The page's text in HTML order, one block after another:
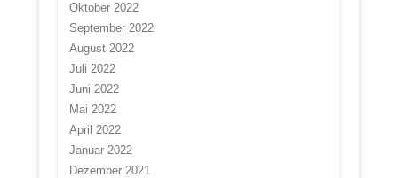
Oktober 2022
September 2022
August 2022
Juli 2022
Juni 2022
Mai 2022
April 2022
Januar 2022
Dezember 2021